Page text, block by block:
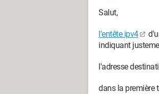
Salut,
l'entête ipv4
indiquant
l'adresse
dans la première